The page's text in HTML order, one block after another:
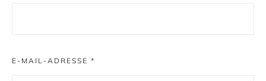
E-MAIL-ADRESSE *